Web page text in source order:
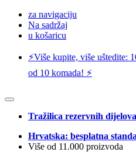
za navigaciju
Na sadržaj
u košaricu
⚡️Više kupite, više uštedite:
od 10 komada! ⚡️
Tražilica rezervnih dijelova
Hrvatska: besplatna
Više od 11.000 proizvoda